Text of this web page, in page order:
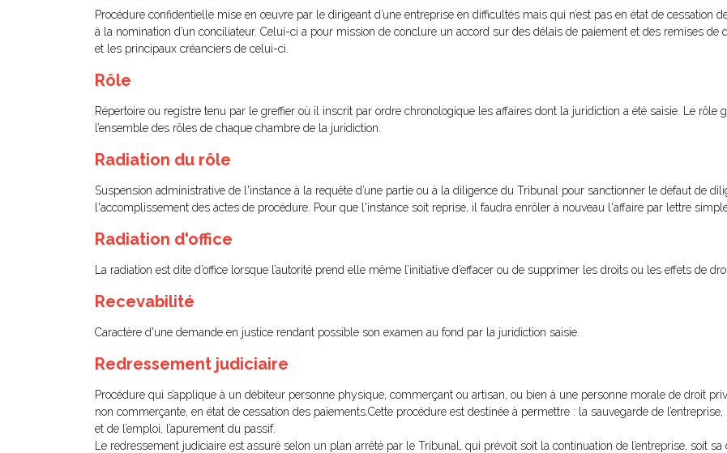
Procédure confidentielle mise en œuvre par le dirigeant d’une entreprise en difficultés mais qui n’est pas en état de cessation
à la nomination d’un conciliateur. Celui-ci a pour mission de conclure un accord sur des délais de paiement et des remises de
et les principaux créanciers de celui-ci.
Rôle
Répertoire ou registre tenu par le greffier où il inscrit par ordre chronologique les affaires dont la juridiction a été saisie. Le rôle
l’ensemble des rôles de chaque chambre de la juridiction.
Radiation du rôle
Suspension administrative de l'instance à la requête d’une partie ou à la diligence du Tribunal pour sanctionner le défaut de
l'accomplissement des actes de procédure. Pour que l'instance soit reprise, il faudra enrôler à nouveau l'affaire par lettre
Radiation d'office
La radiation est dite d’office lorsque l’autorité prend elle même l’initiative d’effacer ou de supprimer les droits ou les effets de
Recevabilité
Caractère d'une demande en justice rendant possible son examen au fond par la juridiction saisie.
Redressement judiciaire
Procédure qui s’applique à un débiteur personne physique, commerçant ou artisan, ou bien à une personne morale de droit
non commerçante, en état de cessation des paiements.Cette procédure est destinée à permettre : la sauvegarde de l’entreprise,
et de l’emploi, l’apurement du passif.
Le redressement judiciaire est assuré selon un plan arrêté par le Tribunal, qui prévoit soit la continuation de l’entreprise, soit sa